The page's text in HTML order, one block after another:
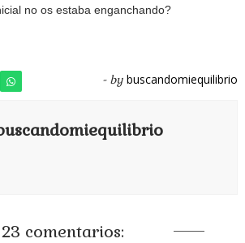
no os estaba enganchando?
- by buscandomiequilibrio
23 comentarios: